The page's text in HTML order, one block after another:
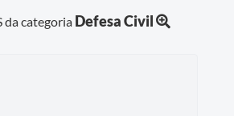
da categoria Defesa Civil